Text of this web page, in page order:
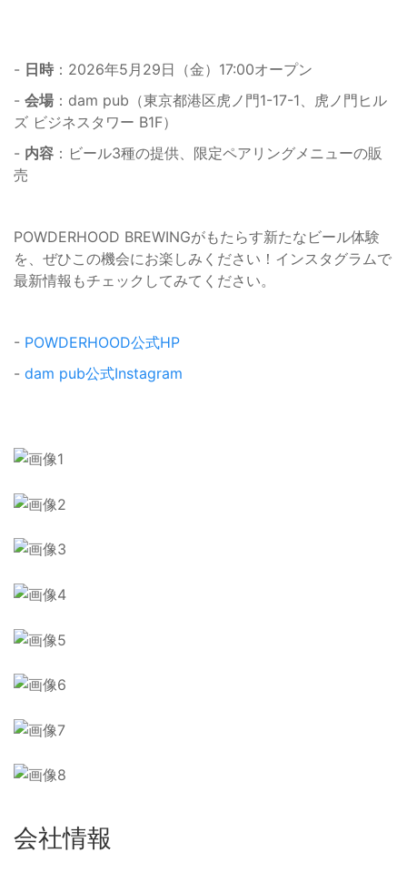
- 日時：2026年5月29日（金）17:00オープン
- 会場 ：dam pub（東京都港区虎ノ門1-17-1、虎ノ門ヒル
ズ ビジネスタワー B1F）
- 内容 ：ビール3種の提供、限定ペアリングメニューの販
売
POWDERHOOD BREWINGがもたらす新たなビール体験
を、ぜひこの機会にお楽しみください！インスタグラムで
最新情報もチェックしてみてください。
- POWDERHOOD公式HP
- dam pub公式Instagram
会社情報